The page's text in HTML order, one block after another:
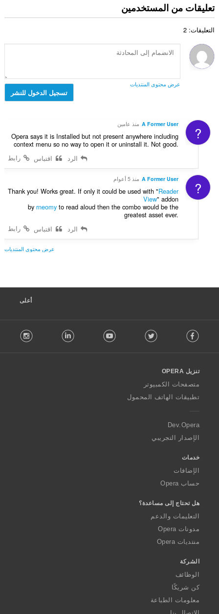
ت
:ي
ا
ت
ي
ل
ي
م
ا
إ
ج
ل
ي
ت
م
ا
ت
د
ل
إ
ا
ق
ي
م
ا
ت
تعليقات من المستخدمين
التعليقات: 2
عرض محتوى المنتديات
تسجيل الدخول للنشر
?
A Former User منذ عامين
Opera says it is Installed but not present anywhere including
context menu so no way to open it or uninstall it. Not good.
رابط
الرد اقتباس
?
A Former User منذ 5 أعوام
Thank you! Works great. If only it could be used with "Reader
View" addon
byrneomy to read aloud then the combo would be the
greatest asset ever.
رابط
الرد اقتباس
عرض محتوى المنتديات
أعلى
o
w
O
a
Facebook
Twitter
Youtube
LinkedIn
تنزيل OPERA
متصفحات الكمبيوتر
تطبيقات الهاتف المحمول
Dev.Opera
الإصدار التجريبي
خدمات
الإضافات
حساب Opera
هل تحتاج إلى مساعدة؟
التعليمات والدعم
مدونات Opera
منتديات Opera
الشركة
الوظائف
كن شريكًا
معلومات الطباعة